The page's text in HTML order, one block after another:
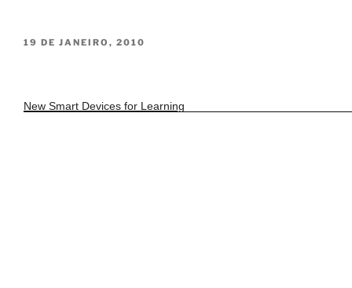
PUBLICADO
19 DE JANEIRO, 2010
New Smart Devices for Learning